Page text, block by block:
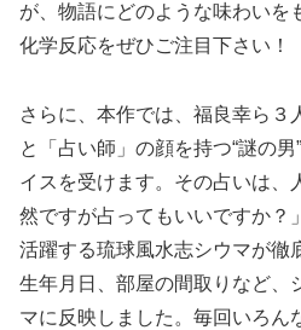
が、物語にどのような味わいを
化学反応をぜひご注目下さい！
さらに、本作では、福良幸ら３
と「占い師」の顔を持つ“謎の
イスを受けます。その占いは、
然ですが占ってもいいですか？
活躍する琉球風水志シウマが徹
生年月日、部屋の間取りなど、
マに反映しました。毎回いろん